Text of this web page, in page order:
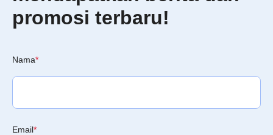
promosi terbaru!
Nama*
Email*